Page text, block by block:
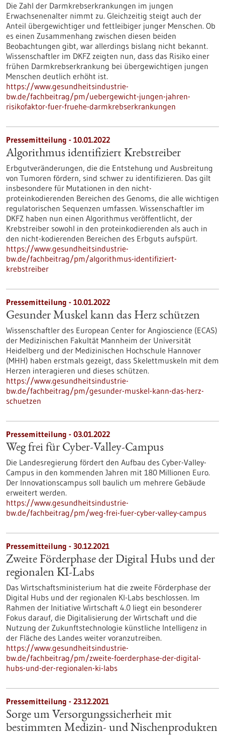
Die Zahl der Darmkrebserkrankungen im jungen
Erwachsenenalter nimmt zu. Gleichzeitig steigt auch der
Anteil übergewichtiger und fettleibiger junger Menschen. Ob
es einen Zusammenhang zwischen diesen beiden
Beobachtungen gibt, war allerdings bislang nicht bekannt.
Wissenschaftler im DKFZ zeigten nun, dass das Risiko einer
frühen Darmkrebserkrankung bei übergewichtigen jungen
Menschen deutlich erhöht ist.
https://www.gesundheitsindustrie-
bw.de/fachbeitrag/pm/uebergewicht-jungen-jahren-
risikofaktor-fuer-fruehe-darmkrebserkrankungen
Pressemitteilung - 10.01.2022
Algorithmus identifiziert Krebstreiber
Erbgutveränderungen, die die Entstehung und Ausbreitung
von Tumoren fördern, sind schwer zu identifizieren. Das gilt
insbesondere für Mutationen in den nicht-
proteinkodierenden Bereichen des Genoms, die alle wichtigen
regulatorischen Sequenzen umfassen. Wissenschaftler im
DKFZ haben nun einen Algorithmus veröffentlicht, der
Krebstreiber sowohl in den proteinkodierenden als auch in
den nicht-kodierenden Bereichen des Erbguts aufspürt.
https://www.gesundheitsindustrie-
bw.de/fachbeitrag/pm/algorithmus-identifiziert-
krebstreiber
Pressemitteilung - 10.01.2022
Gesunder Muskel kann das Herz schützen
Wissenschaftler des European Center for Angioscience (ECAS)
der Medizinischen Fakultät Mannheim der Universität
Heidelberg und der Medizinischen Hochschule Hannover
(MHH) haben erstmals gezeigt, dass Skelettmuskeln mit dem
Herzen interagieren und dieses schützen.
https://www.gesundheitsindustrie-
bw.de/fachbeitrag/pm/gesunder-muskel-kann-das-herz-
schuetzen
Pressemitteilung - 03.01.2022
Weg frei für Cyber-Valley-Campus
Die Landesregierung fördert den Aufbau des Cyber-Valley-
Campus in den kommenden Jahren mit 180 Millionen Euro.
Der Innovationscampus soll baulich um mehrere Gebäude
erweitert werden.
https://www.gesundheitsindustrie-
bw.de/fachbeitrag/pm/weg-frei-fuer-cyber-valley-campus
Pressemitteilung - 30.12.2021
Zweite Förderphase der Digital Hubs und der
regionalen KI-Labs
Das Wirtschaftsministerium hat die zweite Förderphase der
Digital Hubs und der regionalen KI-Labs beschlossen. Im
Rahmen der Initiative Wirtschaft 4.0 liegt ein besonderer
Fokus darauf, die Digitalisierung der Wirtschaft und die
Nutzung der Zukunftstechnologie künstliche Intelligenz in
der Fläche des Landes weiter voranzutreiben.
https://www.gesundheitsindustrie-
bw.de/fachbeitrag/pm/zweite-foerderphase-der-digital-
hubs-und-der-regionalen-ki-labs
Pressemitteilung - 23.12.2021
Sorge um Versorgungssicherheit mit
bestimmten Medizin- und Nischenprodukten